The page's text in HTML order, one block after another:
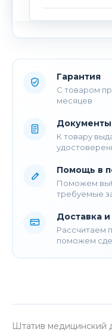
Гарантия
С товаром
месяцев
Документы
К товару
Помощь в
Поможем
требуемые
Доставка и
Рассчитаем
поможем
Штатив медицинский